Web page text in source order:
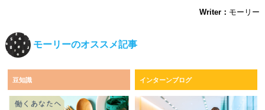
Writer： モーリー
モーリーのオススメ記事
豆知識 インターンブログ